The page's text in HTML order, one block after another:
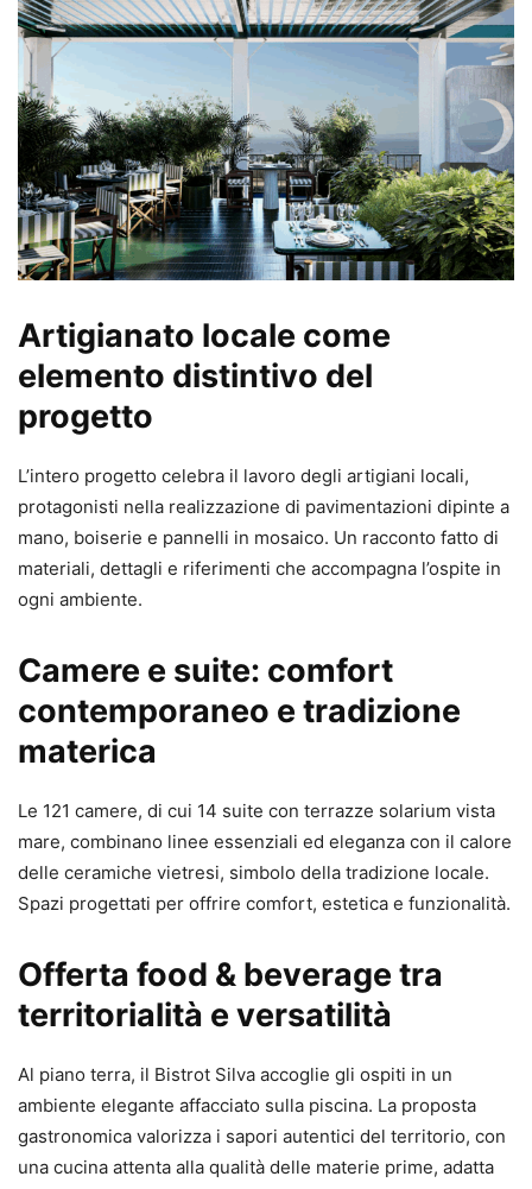
Artigianato locale come
elemento distintivo del
progetto
L’intero progetto celebra il lavoro degli artigiani locali,
protagonisti nella realizzazione di pavimentazioni dipinte a
mano, boiserie e pannelli in mosaico. Un racconto fatto di
materiali, dettagli e riferimenti che accompagna l’ospite in
ogni ambiente.
Camere e suite: comfort
contemporaneo e tradizione
materica
Le 121 camere, di cui 14 suite con terrazze solarium vista
mare, combinano linee essenziali ed eleganza con il calore
delle ceramiche vietresi, simbolo della tradizione locale.
Spazi progettati per offrire comfort, estetica e funzionalità.
Offerta food & beverage tra
territorialità e versatilità
Al piano terra, il Bistrot Silva accoglie gli ospiti in un
ambiente elegante affacciato sulla piscina. La proposta
gastronomica valorizza i sapori autentici del territorio, con
una cucina attenta alla qualità delle materie prime, adatta